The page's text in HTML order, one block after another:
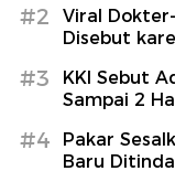
#2
Viral
Disebut
#3
KKI Sebut
Sampai 2
#4
Pakar
Baru